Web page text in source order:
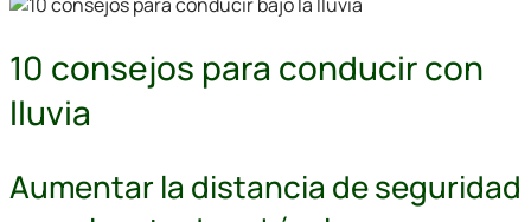
10 consejos para conducir con
lluvia
Aumentar la distancia de seguridad